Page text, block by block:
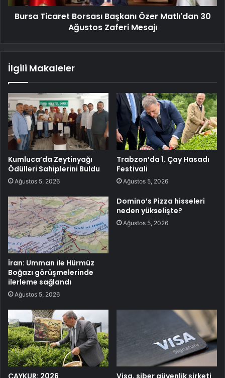
Bursa Ticaret Borsası Başkanı Özer Matlı'dan 30
Ağustos Zaferi Mesajı
İlgili Makaleler
Kumluca’da Zeytinyağı
Ödülleri Sahiplerini Buldu
Ağustos 5, 2026
Trabzon’da 1. Çay Hasadı
Festivali
Ağustos 5, 2026
İran: Umman ile Hürmüz
Boğazı görüşmelerinde
ilerleme sağlandı
Ağustos 5, 2026
Domino’s Pizza hisseleri
neden yükselişte?
Ağustos 5, 2026
ÇAYKUR: 2026 Visa, siber güvenlik şirketi